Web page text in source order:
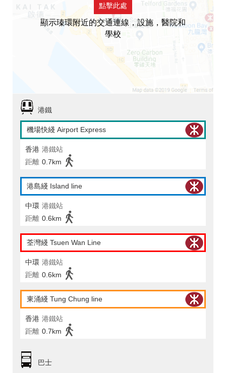
點擊此處
顯示瑧環附近的交通連線，設施，醫院和
學校
港鐵
機場快綫 Airport Express
香港 港鐵站
距離 0.7km
港島綫 Island line
中環 港鐵站
距離 0.6km
荃灣綫 Tsuen Wan Line
中環 港鐵站
距離 0.6km
東涌綫 Tung Chung line
香港 港鐵站
距離 0.7km
巴士